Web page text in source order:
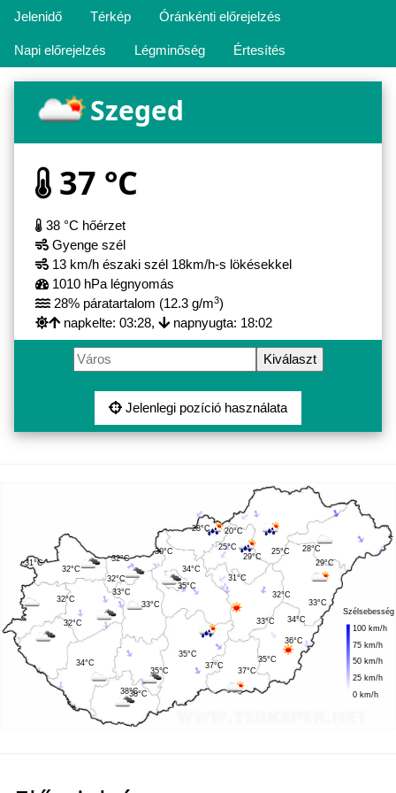
Jelenidő Térkép Óránkénti előrejelzés
Napi előrejelzés Légminőség Értesítés
Szeged
37 °C
38 °C hőérzet
Gyenge szél
13 km/h északi szél 18km/h-s lökésekkel
1010 hPa légnyomás
28% páratartalom (12.3 g/m3)
napkelte: 03:28,
napnyugta: 18:02
Jelenlegi pozíció használata
20°C
34°C
33°C
32°C
31°C
37°C
32°C
35°C
37°C
38°C38°C
36°C
35°C
34°C
25°C
33°C
32°C
33°C
29°C
28°C
29°C
31°C
32°C
33°C
28°C
34°C
30°C
35°C
35°C
32°C
32°C
25°C
Szélsebesség
100 km/h
75 km/h
50 km/h
25 km/h
0 km/h